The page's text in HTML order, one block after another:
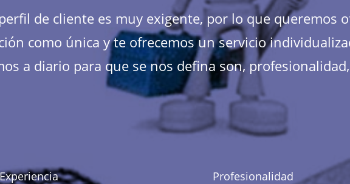
de cliente es muy exigente, por lo que queremos
como única y te ofrecemos un servicio
a diario para que se nos defina son,
Experiencia Profesionalidad